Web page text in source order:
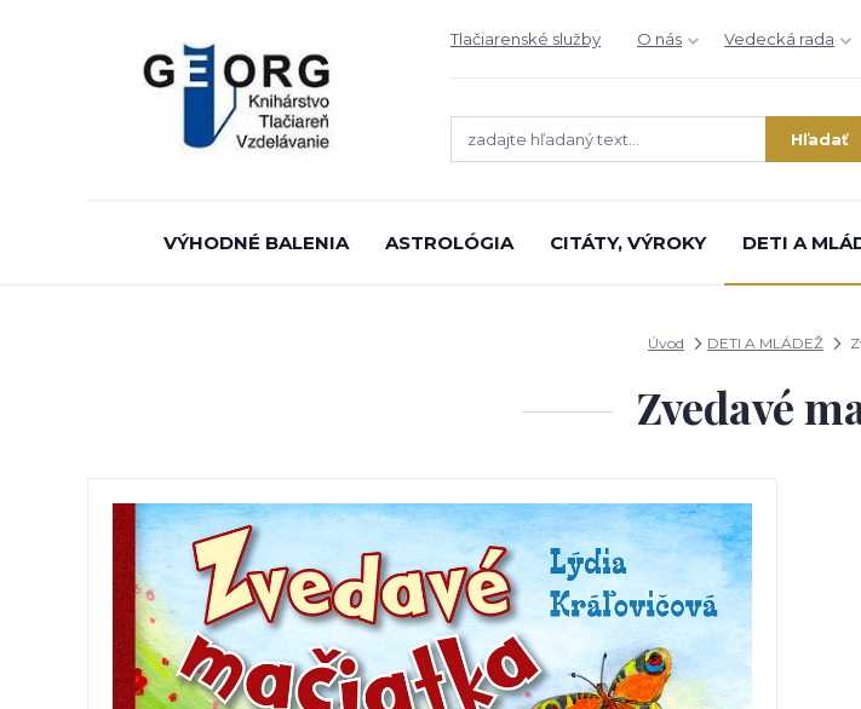
Tlačiarenské služby O nás Vedecká rada
Hľadať
VÝHODNÉ BALENIA ASTROLÓGIA CITÁTY, VÝROKY DETI A
Úvod DETI A MLÁDEŽ
Zvedavé